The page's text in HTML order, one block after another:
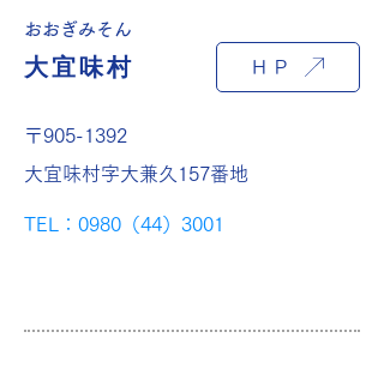
おおぎみそん
大宜味村 ＨＰ
〒905-1392
大宜味村字大兼久157番地
TEL：0980（44）3001